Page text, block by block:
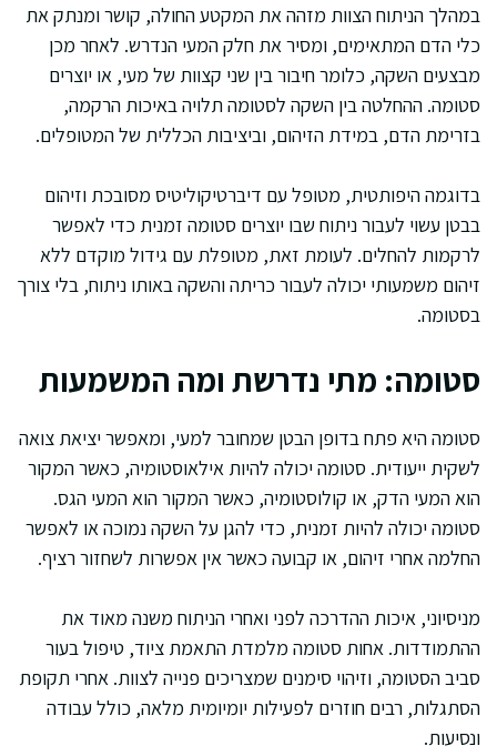
במהלך הניתוח הצוות מזהה את המקטע החולה, קושר ומנתק את
כלי הדם המתאימים, ומסיר את חלק המעי הנדרש. לאחר מכן
מבצעים השקה, כלומר חיבור בין שני קצוות של מעי, או יוצרים
סטומה. ההחלטה בין השקה לסטומה תלויה באיכות הרקמה,
בזרימת הדם, במידת הזיהום, וביציבות הכללית של המטופלים.
בדוגמה היפותטית, מטופל עם דיברטיקוליטיס מסובכת וזיהום
בבטן עשוי לעבור ניתוח שבו יוצרים סטומה זמנית כדי לאפשר
לרקמות להחלים. לעומת זאת, מטופלת עם גידול מוקדם ללא
זיהום משמעותי יכולה לעבור כריתה והשקה באותו ניתוח, בלי צורך
בסטומה.
סטומה: מתי נדרשת ומה המשמעות
סטומה היא פתח בדופן הבטן שמחובר למעי, ומאפשר יציאת צואה
לשקית ייעודית. סטומה יכולה להיות אילאוסטומיה, כאשר המקור
הוא המעי הדק, או קולוסטומיה, כאשר המקור הוא המעי הגס.
סטומה יכולה להיות זמנית, כדי להגן על השקה נמוכה או לאפשר
החלמה אחרי זיהום, או קבועה כאשר אין אפשרות לשחזור רציף.
מניסיוני, איכות ההדרכה לפני ואחרי הניתוח משנה מאוד את
ההתמודדות. אחות סטומה מלמדת התאמת ציוד, טיפול בעור
סביב הסטומה, וזיהוי סימנים שמצריכים פנייה לצוות. אחרי תקופת
הסתגלות, רבים חוזרים לפעילות יומיומית מלאה, כולל עבודה
ונסיעות.